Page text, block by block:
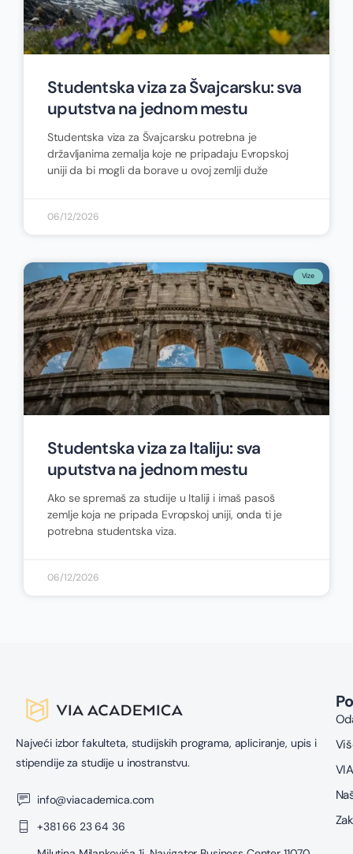
Studentska viza za Švajcarsku: sva
uputstva na jednom mestu
Studentska viza za Švajcarsku potrebna je
državljanima zemalja koje ne pripadaju Evropskoj
uniji da bi mogli da borave u ovoj zemlji duže
06/12/2026
Vize
Studentska viza za Italiju: sva
uputstva na jednom mestu
Ako se spremaš za studije u Italiji i imaš pasoš
zemlje koja ne pripada Evropskoj uniji, onda ti je
potrebna studentska viza.
06/12/2026
Najveći izbor fakulteta, studijskih programa, apliciranje, upis i
stipendije za studije u inostranstvu.
info@viacademica.com
+381 66 23 64 36